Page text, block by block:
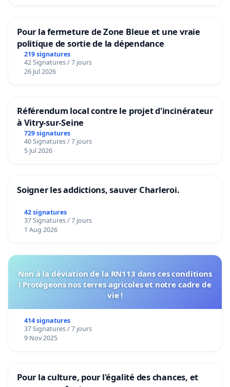
Pour la fermeture de Zone Bleue et une vraie
politique de sortie de la dépendance
219 signatures
42 Signatures / 7 jours
26 Jul 2026
Référendum local contre le projet d'incinérateur
à Vitry-sur-Seine
729 signatures
40 Signatures / 7 jours
5 Jul 2026
Soigner les addictions, sauver Charleroi.
42 signatures
37 Signatures / 7 jours
1 Aug 2026
Non à la déviation de la RN113 dans ces conditions
! Protégeons nos terres agricoles et notre cadre de
vie !
414 signatures
37 Signatures / 7 jours
9 Nov 2025
Pour la culture, pour l'égalité des chances, et